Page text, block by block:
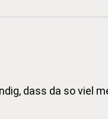
dass da so viel